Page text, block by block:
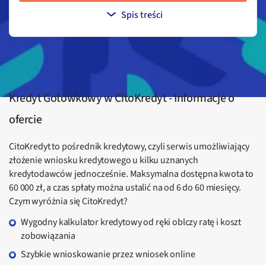
Spis treści
Kredyt Gotówkowy w CitoKredyt - Informacje o
ofercie
CitoKredyt to pośrednik kredytowy, czyli serwis umożliwiający
złożenie wniosku kredytowego u kilku uznanych
kredytodawców jednocześnie. Maksymalna dostępna kwota to
60 000 zł, a czas spłaty można ustalić na od 6 do 60 miesięcy.
Czym wyróżnia się CitoKredyt?
Wygodny kalkulator kredytowy od ręki oblczy ratę i koszt
zobowiązania
Szybkie wnioskowanie przez wniosek online